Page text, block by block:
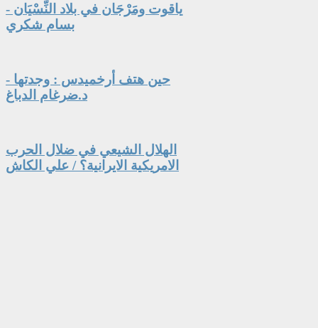
ياقوت ومَرْجَان في بلاد النِّسْيَان -
بسام شكري
حين هتف أرخميدس : وجدتها -
د.ضرغام الدباغ
الهلال الشيعي في ضلال الحرب
الامريكية الايرانية؟ / علي الكاش